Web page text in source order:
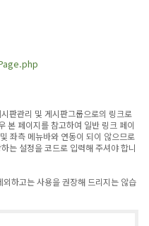
판관리 및 게시판그룹으로의 링크로
본 페이지를 참고하여 일반 링크 페이
좌측 메뉴바와 연동이 되이 않으므로
는 설정을 코드로 입력해 주셔야 합니
하고는 사용을 권장해 드리지는 않습